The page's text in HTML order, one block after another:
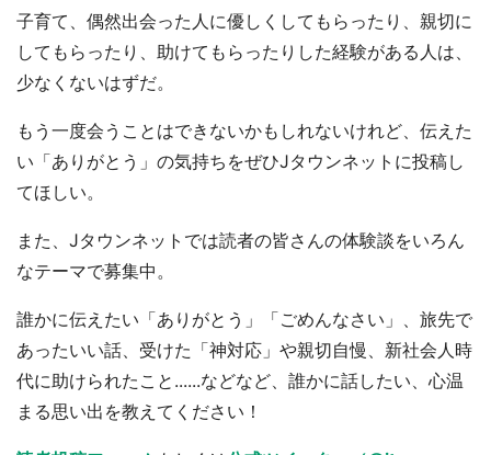
子育て、偶然出会った人に優しくしてもらったり、親切に
してもらったり、助けてもらったりした経験がある人は、
少なくないはずだ。
もう一度会うことはできないかもしれないけれど、伝えた
い「ありがとう」の気持ちをぜひJタウンネットに投稿し
てほしい。
また、Jタウンネットでは読者の皆さんの体験談をいろん
なテーマで募集中。
誰かに伝えたい「ありがとう」「ごめんなさい」、旅先で
あったいい話、受けた「神対応」や親切自慢、新社会人時
代に助けられたこと......などなど、誰かに話したい、心温
まる思い出を教えてください！